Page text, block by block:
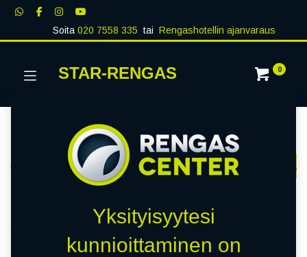
Soita020 7558 335 tai Rengashotellin ajanvaraus
STAR-RENGAS 0
Näytä kaikki
RENKAAT PAKETTIAUTO MUUT
0 kohteita löydetty.
Tyhjennä suodattimet
Yksityisyytesi
kunnioittaminen on